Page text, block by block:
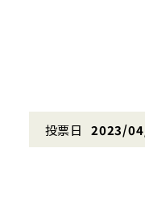
投票日 2023/